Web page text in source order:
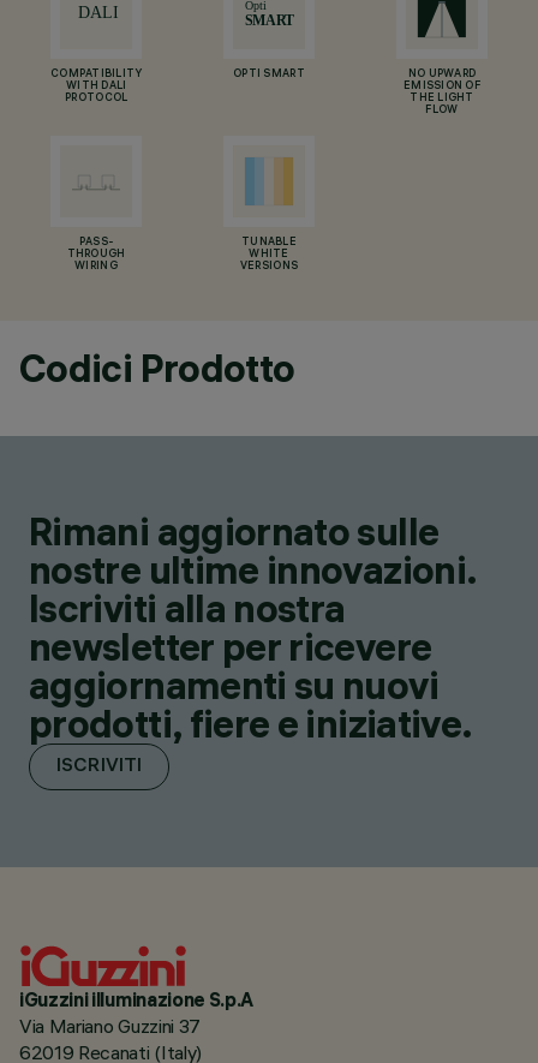
COMPATIBILITY
WITH DALI
PROTOCOL
OPTI SMART
NO UPWARD
EMISSION OF
THE LIGHT
FLOW
PASS-
THROUGH
WIRING
TUNABLE
WHITE
VERSIONS
Codici Prodotto
Rimani aggiornato sulle
nostre ultime innovazioni.
Iscriviti alla nostra
newsletter per ricevere
aggiornamenti su nuovi
prodotti, fiere e iniziative.
ISCRIVITI
iGuzzini illuminazione S.p.A
Via Mariano Guzzini 37
62019 Recanati (Italy)